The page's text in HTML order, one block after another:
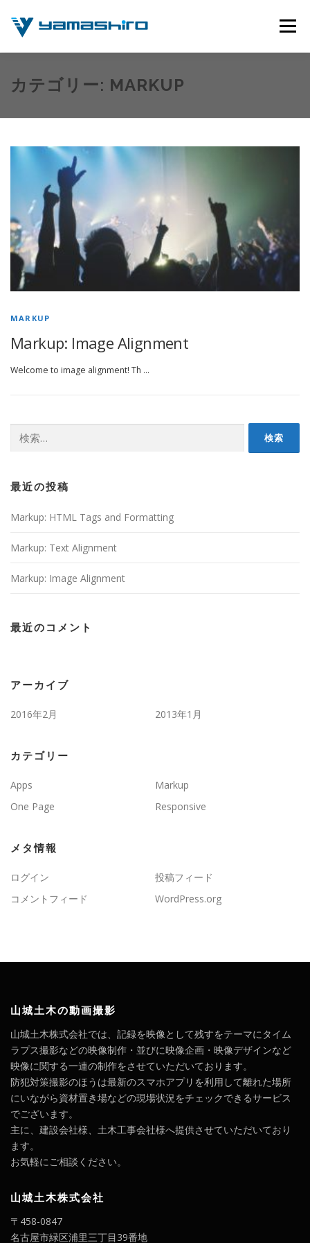
ッ
メニュー
公式サイト 動画撮影サービス
カテゴリー: MARKUP
MARKUP
Markup: Image Alignment
Welcome to image alignment! Th …
索:
最近の投稿
Markup: HTML Tags and Formatting
Markup: Text Alignment
Markup: Image Alignment
最近のコメント
アーカイブ
2016年2月 2013年1月
カテゴリー
Apps
Markup
One Page
Responsive
メタ情報
ログイン
投稿フィード
コメントフィード
WordPress.org
山城土木の動画撮影
山城土木株式会社では、記録を映像として残すをテーマにタイム
ラプス撮影などの映像制作・並びに映像企画・映像デザインなど
映像に関する一連の制作をさせていただいております。
防犯対策撮影のほうは最新のスマホアプリを利用して離れた場所
にいながら資材置き場などの現場状況をチェックできるサービス
でございます。
主に、建設会社様、土木工事会社様へ提供させていただいており
ます。
お気軽にご相談ください。
山城土木株式会社
〒458-0847
名古屋市緑区浦里三丁目39番地